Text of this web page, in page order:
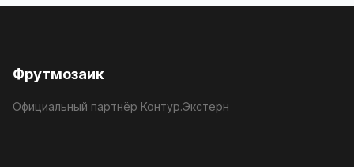
Фрутмозаик
Официальный партнёр Контур.Экстерн